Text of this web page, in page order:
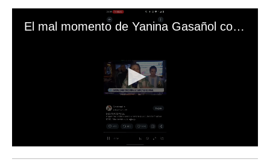
El mal momento de Yanina Gasañol con un hincha argentino en "Subrayado"
s